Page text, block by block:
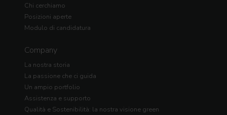
Chi cerchiamo
Posizioni aperte
Modulo di candidatura
Company
La nostra storia
La passione che ci guida
Un ampio portfolio
Assistenza e supporto
Qualità e Sostenibilità: la nostra visione green